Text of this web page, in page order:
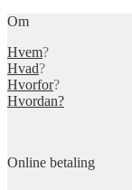
Om
Hvem?
Hvad?
Hvorfor?
Hvordan?
Online betaling